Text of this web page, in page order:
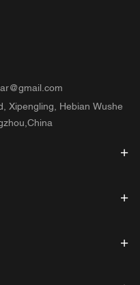
Xipengling, Hebian Wushe